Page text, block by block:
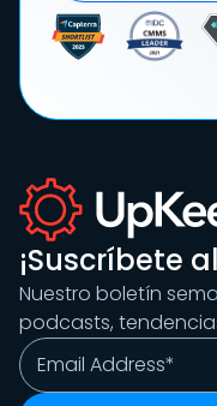
¡Suscríbete
Nuestro boletín
podcasts,